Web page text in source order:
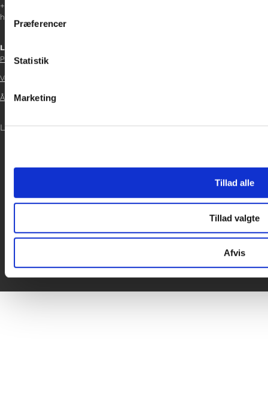
data med andre oplysninger, du har givet dem, eller som de
Præferencer
Statistik
Marketing
Tillad alle
Tillad valgte
Afvis
+45 29 37 32 41
helene.t@gladfonden.dk
Links
Persondatapolitik
Vedtægter
Årsrapport 2021
LOG IND